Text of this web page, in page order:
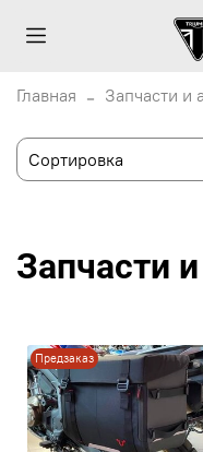
Главная Запчасти и
Запчасти
Предзаказ